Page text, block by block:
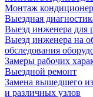
Монтаж
Выездная
Выезд инженера для
Выезд инженера на
обследования
Замеры рабочих
Выездной ремонт
Замена вышедшего из
и различных узлов